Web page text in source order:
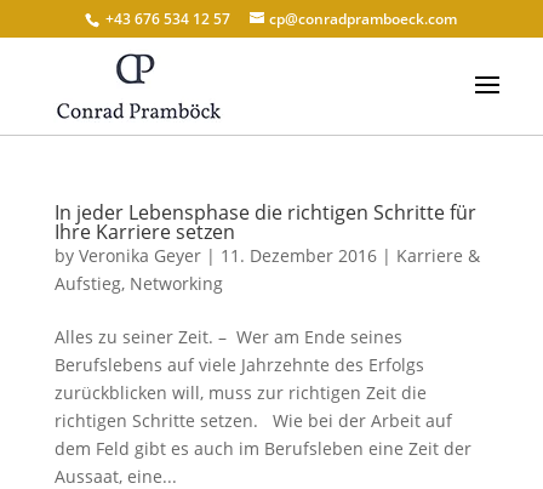
+43 676 534 12 57 cp@conradpramboeck.com
In jeder Lebensphase die richtigen Schritte für
Ihre Karriere setzen
by Veronika Geyer| 11. Dezember 2016| Karriere &
Aufstieg, Networking
Alles zu seiner Zeit. – Wer am Ende seines
Berufslebens auf viele Jahrzehnte des Erfolgs
zurückblicken will, muss zur richtigen Zeit die
richtigen Schritte setzen. Wie bei der Arbeit auf
dem Feld gibt es auch im Berufsleben eine Zeit der
Aussaat, eine...